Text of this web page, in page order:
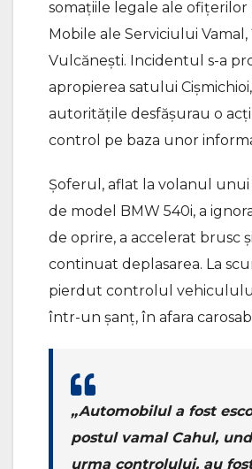
somațiile legale ale ofițerilor
Mobile ale Serviciului Vamal,
Vulcănești. Incidentul s-a
apropierea satului
autoritățile desfășurau o
control pe baza unor
Șoferul, aflat la volanul unui
de model BMW 540i, a
de oprire, a accelerat brusc
continuat deplasarea. La
pierdut controlul
într-un șanț, în afara
„Automobilul a fost
postul vamal Cahul,
urma controlului, au